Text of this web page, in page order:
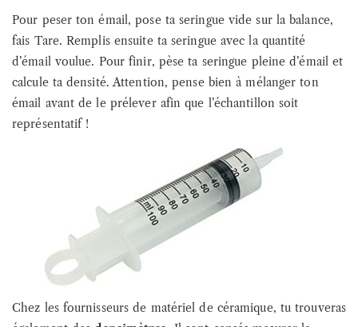
Pour peser ton émail, pose ta seringue vide sur la balance,
fais Tare. Remplis ensuite ta seringue avec la quantité
d’émail voulue. Pour finir, pèse ta seringue pleine d’émail et
calcule ta densité. Attention, pense bien à mélanger ton
émail avant de le prélever afin que l’échantillon soit
représentatif !
Chez les fournisseurs de matériel de céramique, tu trouveras